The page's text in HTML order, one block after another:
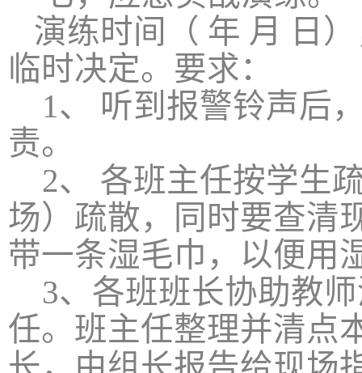
演练时间（ 年 月
日
临时决定。要求：
1、 听到报警铃声后
责。
2、 各班主任按学生
场）疏散，同时要查清
带一条湿毛巾，以便用
3、各班班长协助教
任。班主任整理并清点